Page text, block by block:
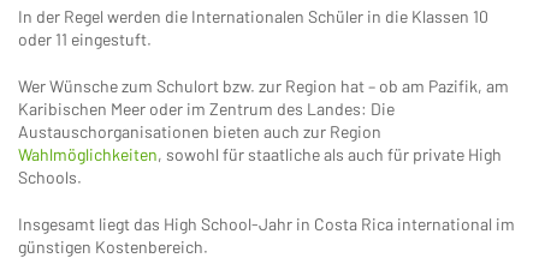
In der Regel werden die Internationalen Schüler in die Klassen 10
oder 11 eingestuft.
Wer Wünsche zum Schulort bzw. zur Region hat – ob am Pazifik, am
Karibischen Meer oder im Zentrum des Landes: Die
Austauschorganisationen bieten auch zur Region
Wahlmöglichkeiten, sowohl für staatliche als auch für private High
Schools.
Insgesamt liegt das High School-Jahr in Costa Rica international im
günstigen Kostenbereich.